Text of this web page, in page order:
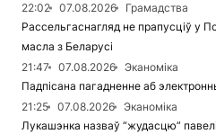
22:02
07.08.2026
Грамадства
Рассельгаснагляд не прапусціў у
масла з Беларусі
21:47
07.08.2026
Эканоміка
Падпісана пагадненне аб
21:25
07.08.2026
Эканоміка
Лукашэнка назваў “жудасцю”